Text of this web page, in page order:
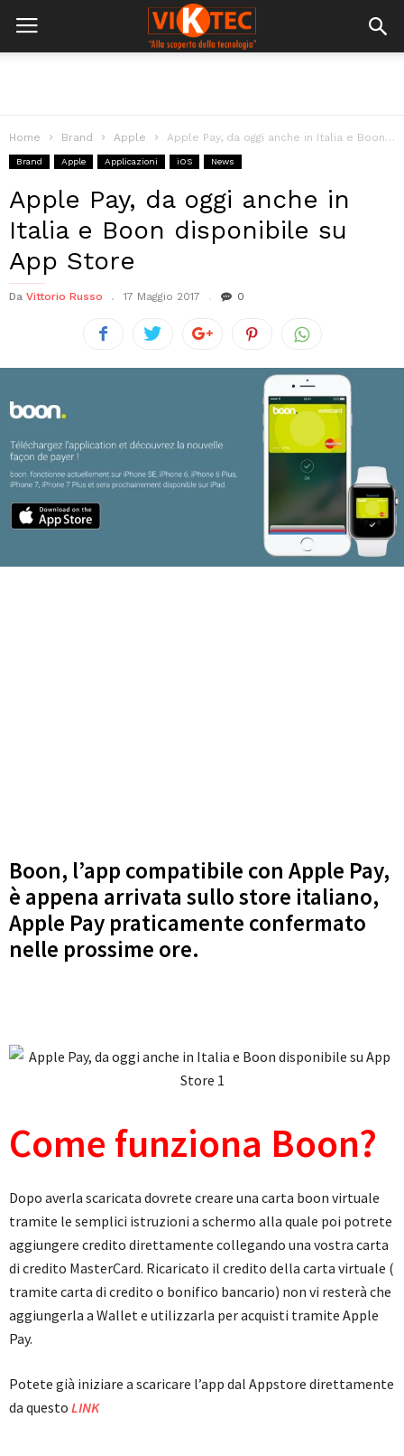
Home Brand Apple Apple Pay, da oggi anche in Italia e Boon disponibile su App...
Brand Apple Applicazioni iOS News
Apple Pay, da oggi anche in
Italia e Boon disponibile su
App Store
Da Vittorio Russo 17 Maggio 2017 0
Boon, l’app compatibile con Apple Pay,
è appena arrivata sullo store italiano,
Apple Pay praticamente confermato
nelle prossime ore.
Come funziona Boon?
Dopo averla scaricata dovrete creare una carta boon virtuale
tramite le semplici istruzioni a schermo alla quale poi potrete
aggiungere credito direttamente collegando una vostra carta
di credito MasterCard. Ricaricato il credito della carta virtuale (
tramite carta di credito o bonifico bancario) non vi resterà che
aggiungerla a Wallet e utilizzarla per acquisti tramite Apple
Pay.
Potete già iniziare a scaricare l’app dal Appstore direttamente
da questo LINK